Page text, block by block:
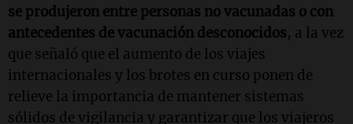
se produjeron entre personas no vacunadas o con
antecedentes de vacunación desconocidos, a la vez
que señaló que el aumento de los viajes
internacionales y los brotes en curso ponen de
relieve la importancia de mantener sistemas
sólidos de vigilancia y garantizar que los viajeros